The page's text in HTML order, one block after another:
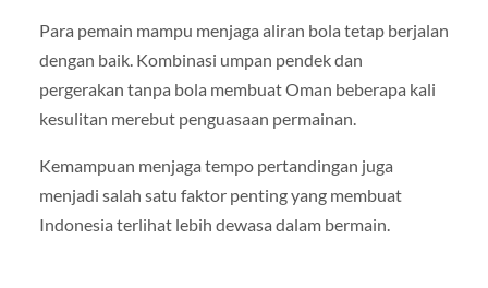
Para pemain mampu menjaga aliran bola tetap berjalan
dengan baik. Kombinasi umpan pendek dan
pergerakan tanpa bola membuat Oman beberapa kali
kesulitan merebut penguasaan permainan.
Kemampuan menjaga tempo pertandingan juga
menjadi salah satu faktor penting yang membuat
Indonesia terlihat lebih dewasa dalam bermain.